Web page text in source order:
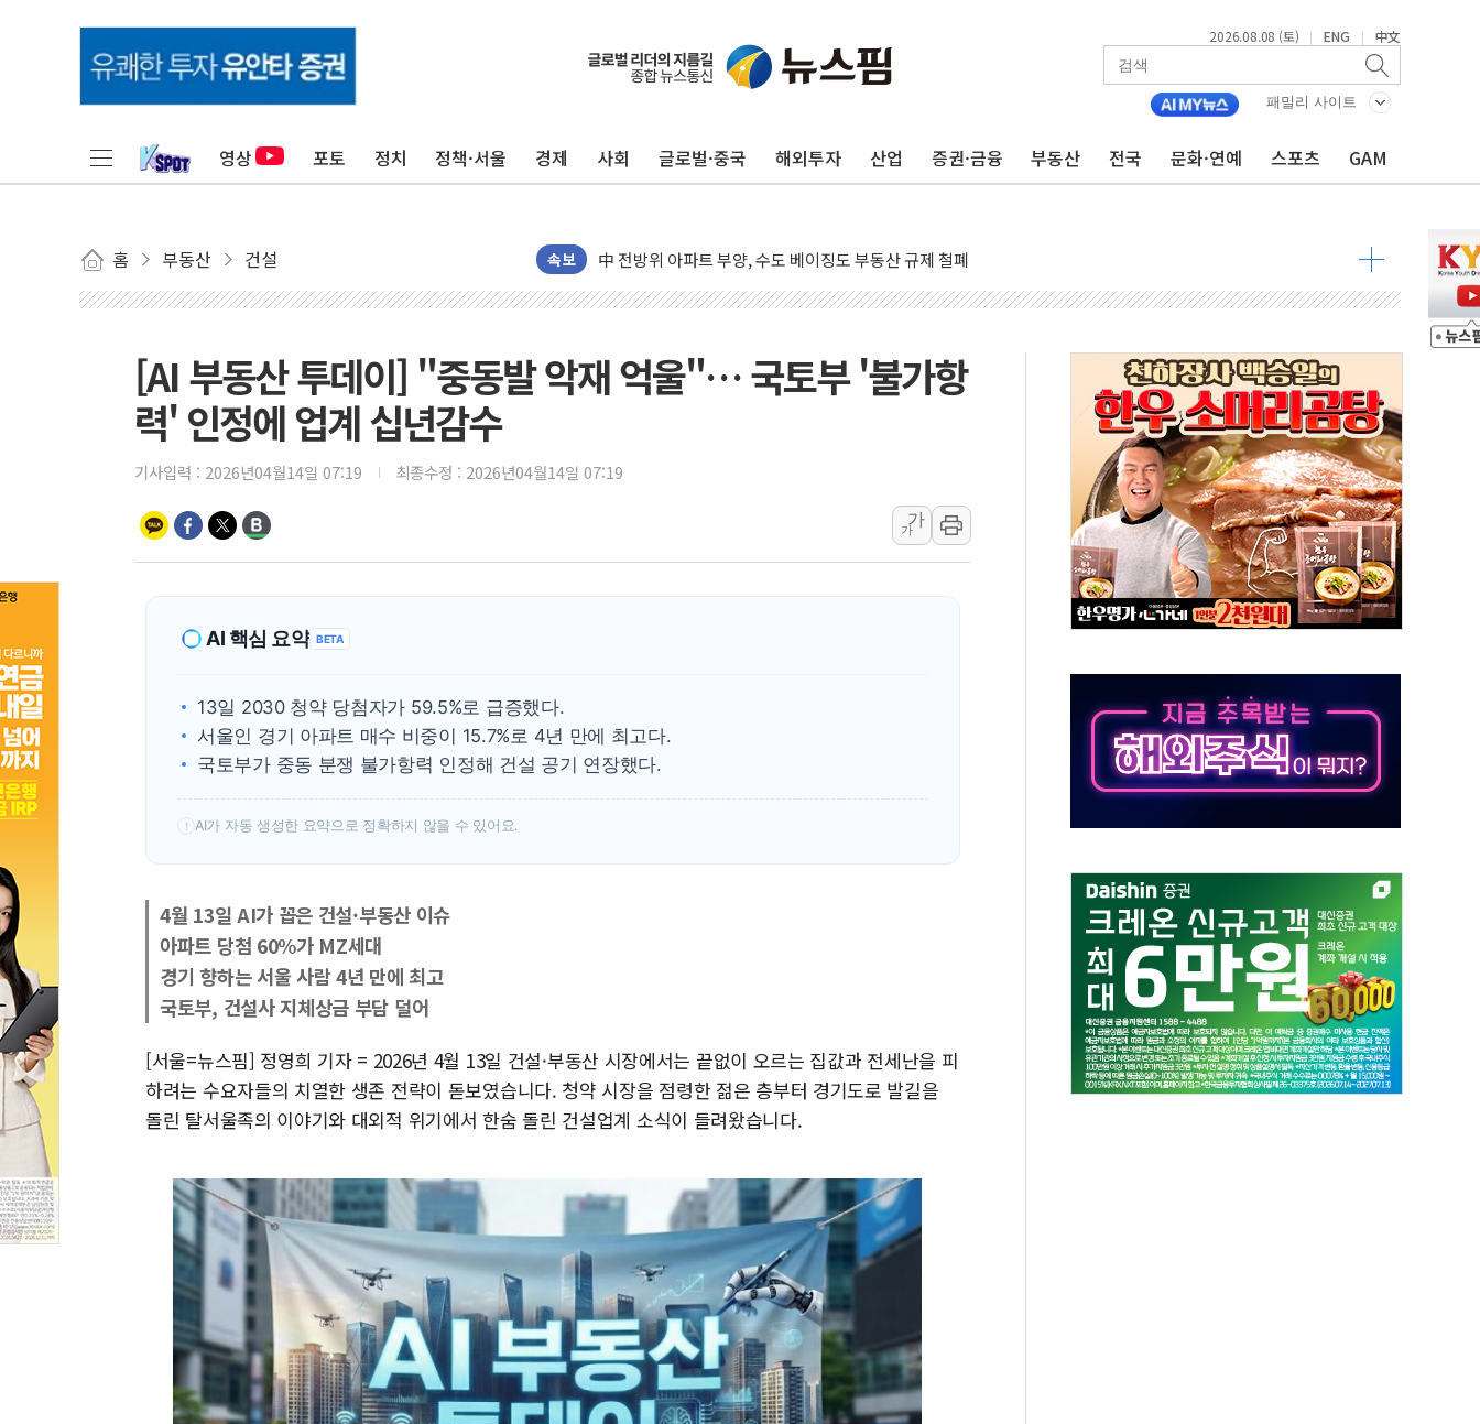
2026.08.08 (토) | ENG | 中文
패밀리 사이트
영상 포토 정치 정책·서울 경제 사회 글로벌·중국 해외투자 산업 증권·금융 부동산 전국 문화·연예 스포츠 GAM
홈 부동산 건설 속보
동해중부 전 해상 풍랑주의보…10일까지 최대 3.5m 높은 물결
연일 폭염에 온열질환 사망 23명…정부, 비상대응기구 가동
인제 용대리 계곡서 수위 상승으로 피서객 7명 고립…전원 구조
동해시, 11~14일 '별똥별 멍' 운영…페르세우스 유성우 관측
청양 밭에서 일하던 90대 숨져…온열질환 여부 조사
폭염에 車 운전면허 기능시험 오전 집중 편성…체감온도 38도 넘으면 중단
오세훈 "용산공원 주택 검토, 민주당 스스로 원칙 뒤집는 것"
충북 주말 무더위 지속…청주·진천 35도, 곳곳 소나기
유럽증시, 美 고용 예상 밖 부진에 연준 금리 인상 가능성 낮아지며 상승… STOXX 600 지수는 나흘 연속 최고치
[AI 부동산 투데이] "중동발 악재 억울"… 국토부 '불가항
력' 인정에 업계 십년감수
기사입력 : 2026년04월14일 07:19 최종수정 : 2026년04월14일 07:19
가
가
AI 핵심 요약 BETA
13일 2030 청약 당첨자가 59.5%로 급증했다.
서울인 경기 아파트 매수 비중이 15.7%로 4년 만에 최고다.
국토부가 중동 분쟁 불가항력 인정해 건설 공기 연장했다.
! AI가 자동 생성한 요약으로 정확하지 않을 수 있어요.
4월 13일 AI가 꼽은 건설·부동산 이슈
아파트 당첨 60%가 MZ세대
경기 향하는 서울 사람 4년 만에 최고
국토부, 건설사 지체상금 부담 덜어
[서울=뉴스핌] 정영희 기자 = 2026년 4월 13일 건설·부동산 시장에서는 끝없이 오르는 집값과 전세난을 피
하려는 수요자들의 치열한 생존 전략이 돋보였습니다. 청약 시장을 점령한 젊은 층부터 경기도로 발길을
돌린 탈서울족의 이야기와 대외적 위기에서 한숨 돌린 건설업계 소식이 들려왔습니다.